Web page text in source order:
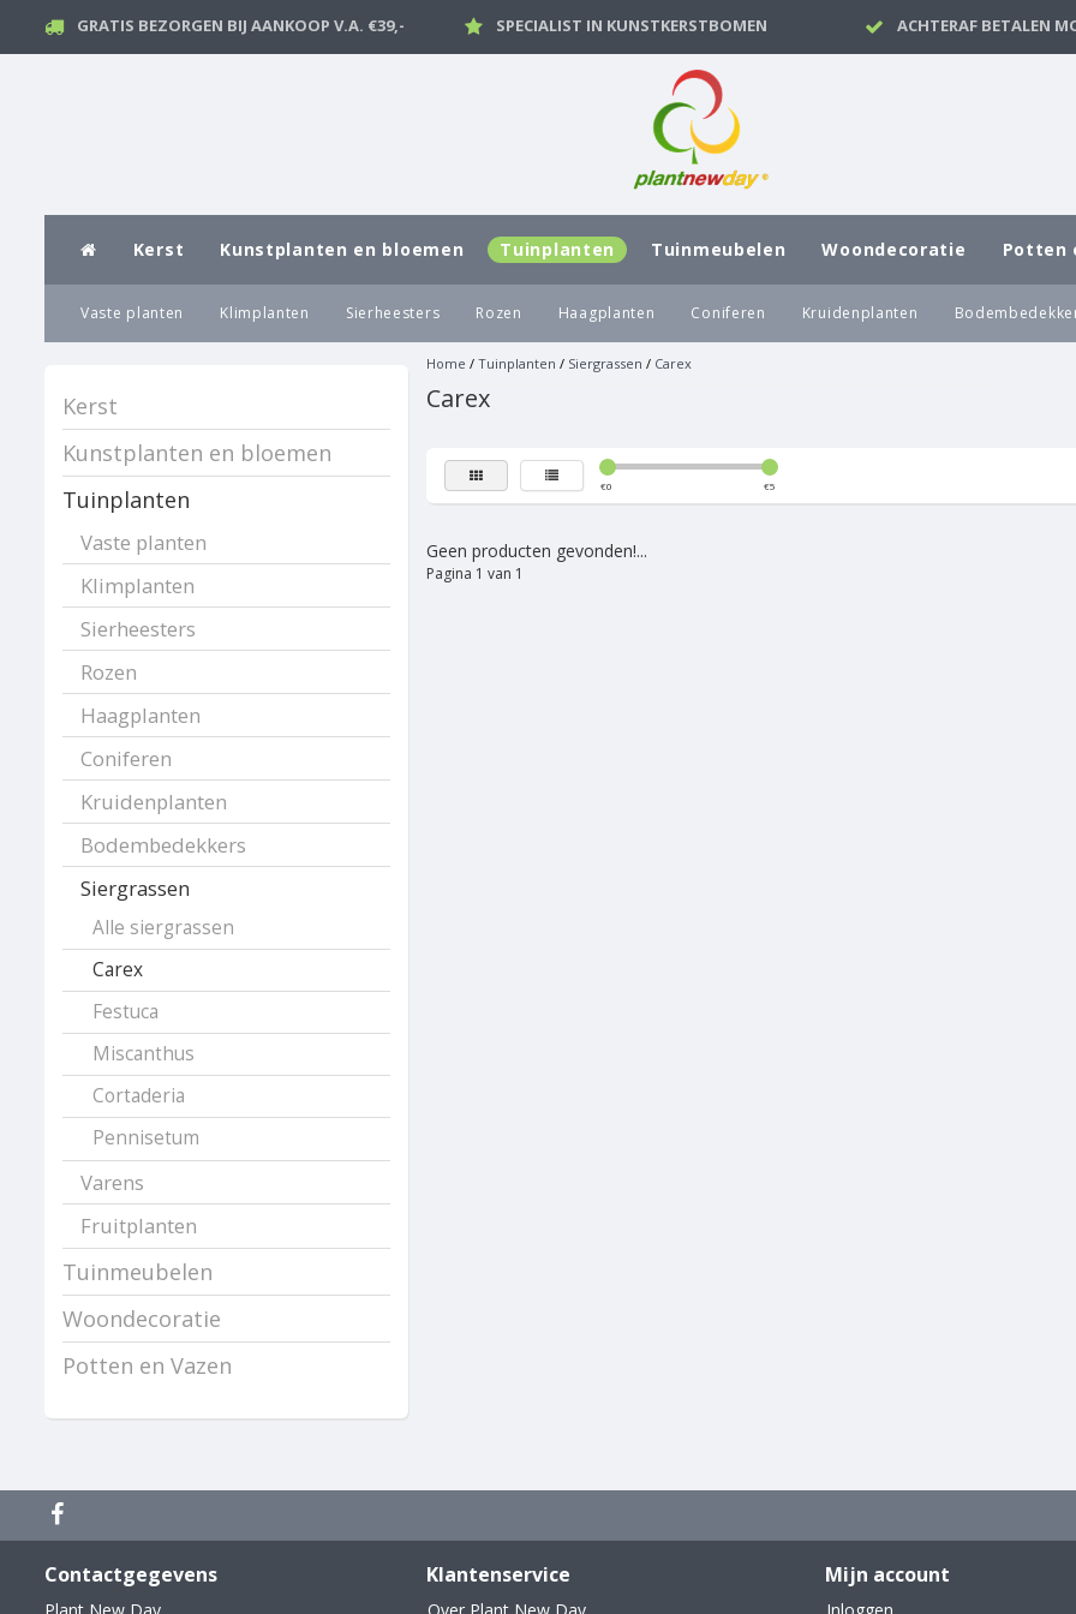
GRATIS BEZORGEN BIJ AANKOOP V.A. €39,- SPECIALIST IN KUNSTKERSTBOMEN ACHTERAF BETALEN
Kerst Kunstplanten en bloemen Tuinplanten
Vaste planten Klimplanten Sierheesters Rozen Haagplanten Coniferen Kruidenplanten
Tuinmeubelen Woondecoratie Potten
Kerst
Kunstplanten en bloemen
Tuinplanten
Vaste planten
Klimplanten
Sierheesters
Rozen
Haagplanten
Coniferen
Kruidenplanten
Bodembedekkers
Siergrassen
Alle siergrassen
Carex
Festuca
Miscanthus
Cortaderia
Pennisetum
Varens
Fruitplanten
Tuinmeubelen
Woondecoratie
Potten en Vazen
Home / Tuinplanten / Siergrassen / Carex
Carex
€0 €5
Geen producten gevonden!...
Pagina 1 van 1
Contactgegevens Klantenservice Mijn account